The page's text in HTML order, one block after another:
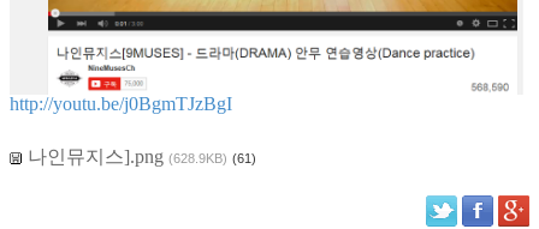
http://youtu.be/j0BgmTJzBgI
나인뮤지스].png (628.9KB) (61)